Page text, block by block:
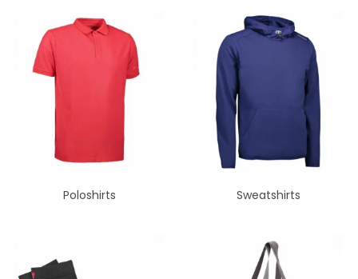
Poloshirts Sweatshirts